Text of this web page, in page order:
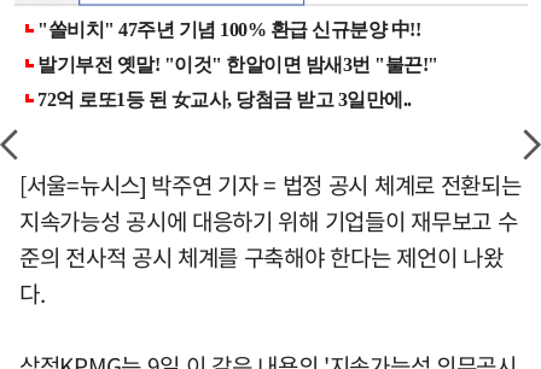
[서울=뉴시스] 박주연 기자 = 법정 공시 체계로 전환되는
지속가능성 공시에 대응하기 위해 기업들이 재무보고 수
준의 전사적 공시 체계를 구축해야 한다는 제언이 나왔
다.